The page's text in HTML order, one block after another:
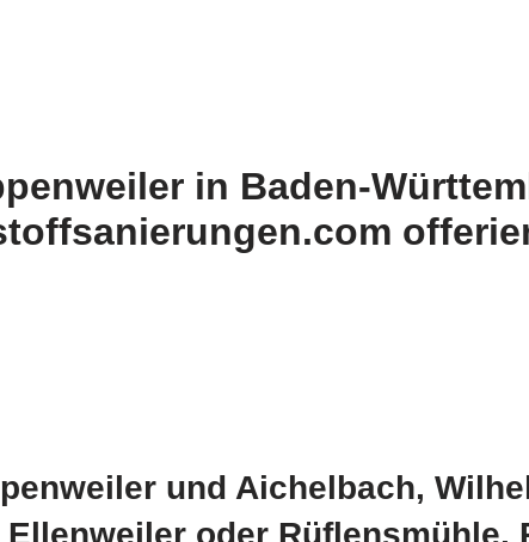
in Baden-
und Aichelbach,
oder Rüflensmühle,